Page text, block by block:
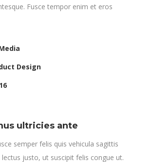
Fusce tempor enim et eros
Design
ultricies ante
semper felis quis vehicula sagittis
justo, ut suscipit felis congue ut.